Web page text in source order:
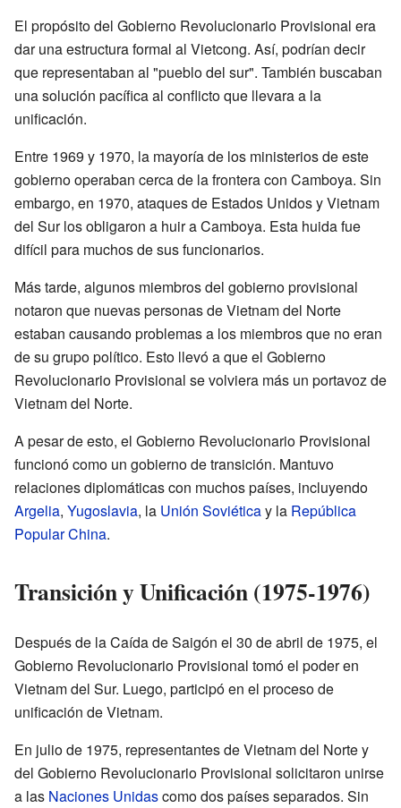
El propósito del Gobierno Revolucionario Provisional era
dar una estructura formal al Vietcong. Así, podrían decir
que representaban al "pueblo del sur". También buscaban
una solución pacífica al conflicto que llevara a la
unificación.
Entre 1969 y 1970, la mayoría de los ministerios de este
gobierno operaban cerca de la frontera con Camboya. Sin
embargo, en 1970, ataques de Estados Unidos y Vietnam
del Sur los obligaron a huir a Camboya. Esta huida fue
difícil para muchos de sus funcionarios.
Más tarde, algunos miembros del gobierno provisional
notaron que nuevas personas de Vietnam del Norte
estaban causando problemas a los miembros que no eran
de su grupo político. Esto llevó a que el Gobierno
Revolucionario Provisional se volviera más un portavoz de
Vietnam del Norte.
A pesar de esto, el Gobierno Revolucionario Provisional
funcionó como un gobierno de transición. Mantuvo
relaciones diplomáticas con muchos países, incluyendo
Argelia, Yugoslavia, la Unión Soviéticay la República
Popular China.
Transición y Unificación (1975-1976)
Después de la Caída de Saigón el 30 de abril de 1975, el
Gobierno Revolucionario Provisional tomó el poder en
Vietnam del Sur. Luego, participó en el proceso de
unificación de Vietnam.
En julio de 1975, representantes de Vietnam del Norte y
del Gobierno Revolucionario Provisional solicitaron unirse
a las Naciones Unidascomo dos países separados. Sin